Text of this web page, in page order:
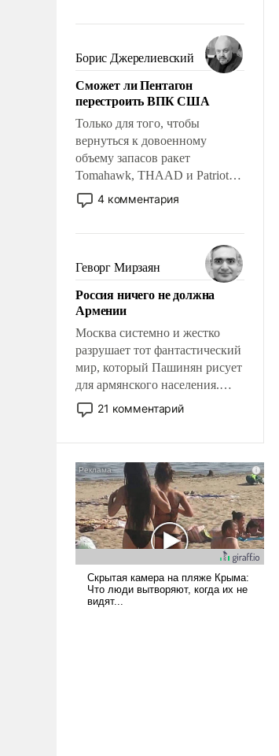
мужественным и твердым под
ударами судьбы, брать на себя
ответственность, помогать
слабым, идти вперед и
адаптироваться.
Борис Джерелиевский
Сможет ли Пентагон
перестроить ВПК США
Только для того, чтобы
вернуться к довоенному
объему запасов ракет
Tomahawk, THAAD и Patriot
США потребуется более трех
лет. Даже небольшая война с
Сложившаяся ситуация
означает многолетний период
уязвимости США, например,
перед Китаем.
4 комментария
Геворг Мирзаян
Россия ничего не должна
Армении
Москва системно и жестко
разрушает тот фантастический
мир, который Пашинян рисует
для армянского населения.
Мир, где политические
прожекты будут безусловно
налогоплательщиков и где
Еревану за свои поступки не
нужно отвечать.
21 комментарий